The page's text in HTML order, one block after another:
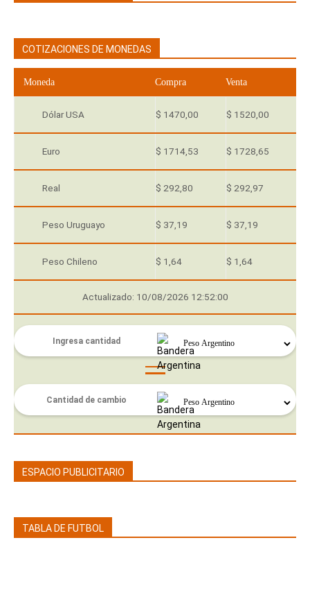
COTIZACIONES DE MONEDAS
Moneda Compra Venta
Dólar USA $ 1470,00 $ 1520,00
Euro $ 1714,53 $ 1728,65
Real $ 292,80 $ 292,97
Peso Uruguayo $ 37,19 $ 37,19
Peso Chileno $ 1,64 $ 1,64
Actualizado: 10/08/2026 12:52:00
ESPACIO PUBLICITARIO
TABLA DE FUTBOL